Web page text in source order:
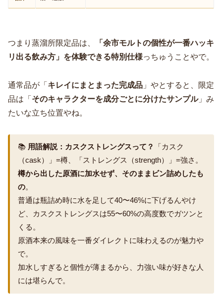
つまり蒸溜所限定品は、
「余市モルトの個性が一番ハッキ
リ出る飲み方」を体験できる特別仕様っちゅうことやで。
通常品が「 キレイにまとまった完成品 」やとすると、限定
品は「 そのキャラクターを成分ごとに分けたサンプル」み
たいな立ち位置やね。
📚 用語解説：カスクストレングスって？
「カスク
（cask）」=樽、「ストレングス（strength）」=強さ。
樽から出した原酒に加水せず、そのままビン詰めしたも
の。
普通は瓶詰め時に水を足して40〜46%に下げるんやけ
ど、カスクストレングスは55〜60%の高度数でガツンと
くる。
原酒本来の風味を一番ダイレクトに味わえるのが魅力や
で。
加水しすぎると個性が薄まるから、力強い味が好きな人
には堪らんで。